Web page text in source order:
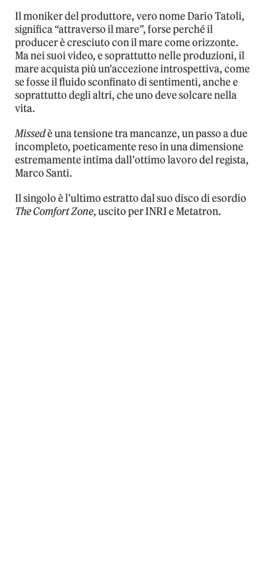
Il moniker del produttore, vero nome Dario Tatoli,
significa “attraverso il mare”, forse perché il
producer è cresciuto con il mare come orizzonte.
Ma nei suoi video, e soprattutto nelle produzioni, il
mare acquista più un’accezione introspettiva, come
se fosse il fluido sconfinato di sentimenti, anche e
soprattutto degli altri, che uno deve solcare nella
vita.
Missedè una tensione tra mancanze, un passo a due
incompleto, poeticamente reso in una dimensione
estremamente intima dall’ottimo lavoro del regista,
Marco Santi.
Il singolo è l’ultimo estratto dal suo disco di esordio
The Comfort Zone, uscito per INRI e Metatron.